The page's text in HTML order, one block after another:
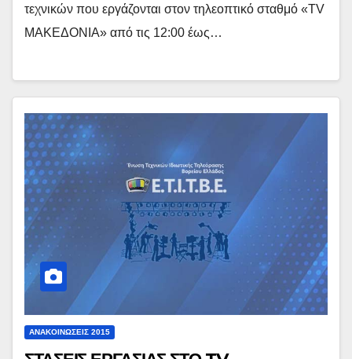
τεχνικών που εργάζονται στον τηλεοπτικό σταθμό «TV
ΜΑΚΕΔΟΝΙΑ» από τις 12:00 έως…
ΑΝΑΚΟΙΝΏΣΕΙΣ 2015